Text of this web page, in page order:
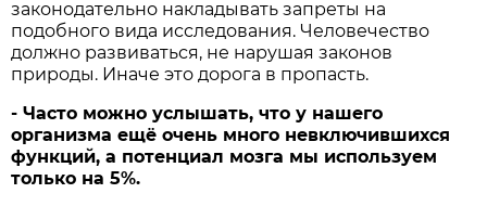
законодательно накладывать запреты на
подобного вида исследования. Человечество
должно развиваться, не нарушая законов
природы. Иначе это дорога в пропасть.
- Часто можно услышать, что у нашего
организма ещё очень много невключившихся
функций, а потенциал мозга мы используем
только на 5%.